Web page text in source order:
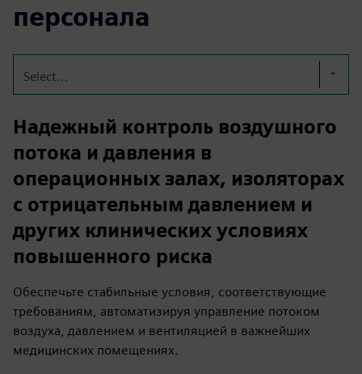
персонала
Select...
Надежный контроль воздушного
потока и давления в
операционных залах, изоляторах
с отрицательным давлением и
других клинических условиях
повышенного риска
Обеспечьте стабильные условия, соответствующие
требованиям, автоматизируя управление потоком
воздуха, давлением и вентиляцией в важнейших
медицинских помещениях.